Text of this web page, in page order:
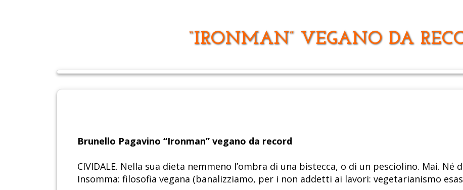
“IRONMAN” VEGANO DA
Brunello Pagavino “Ironman” vegano da record
CIVIDALE. Nella sua dieta nemmeno l’ombra di una bistecca, o di un pesciolino. Mai. Né
Insomma: filosofia vegana (banalizziamo, per i non addetti ai lavori: vegetarianismo